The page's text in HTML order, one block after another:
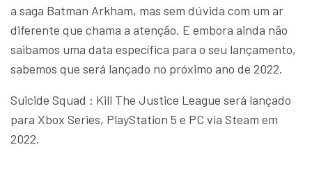
a saga Batman Arkham, mas sem dúvida com um ar
diferente que chama a atenção. E embora ainda não
saibamos uma data específica para o seu lançamento,
sabemos que será lançado no próximo ano de 2022.
Suicide Squad : Kill The Justice League será lançado
para Xbox Series, PlayStation 5 e PC via Steam em
2022.